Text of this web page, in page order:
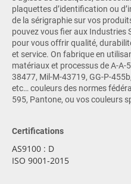
plaquettes d’identification ou
de la sérigraphie sur vos
pouvez vous fier aux Industries
pour vous offrir qualité,
et service. On fabrique en
matériaux et processus de A-A-
38477, Mil-M-43719, GG-P-
etc… couleurs des normes
595, Pantone, ou vos couleurs
Certifications
AS9100 : D
ISO 9001-2015